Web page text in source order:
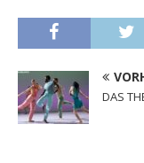
DAS